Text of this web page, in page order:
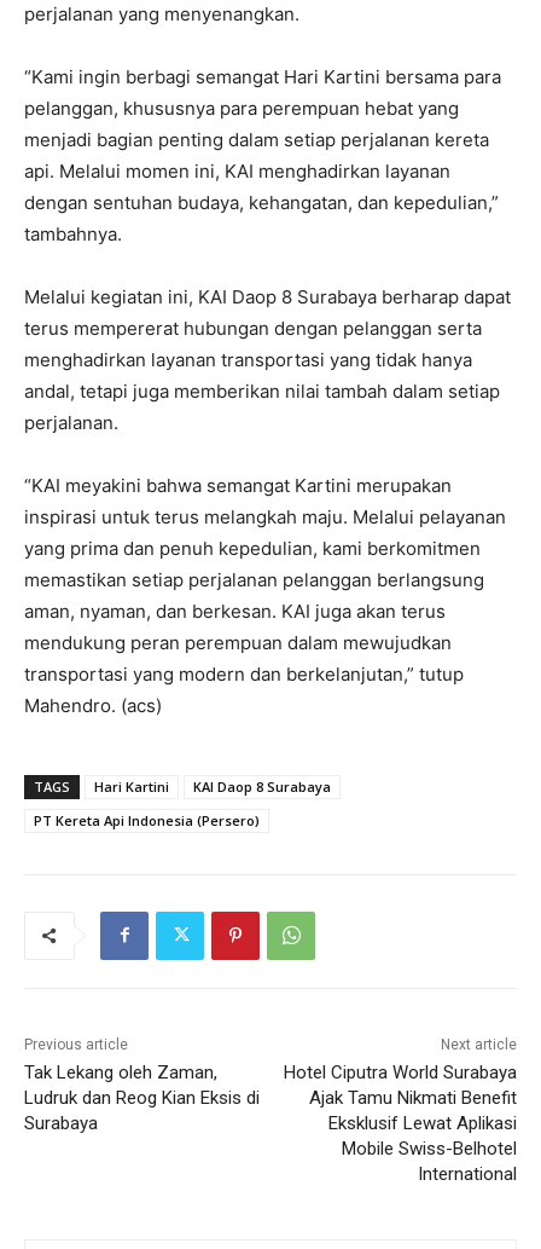
perjalanan yang menyenangkan.
“Kami ingin berbagi semangat Hari Kartini bersama para
pelanggan, khususnya para perempuan hebat yang
menjadi bagian penting dalam setiap perjalanan kereta
api. Melalui momen ini, KAI menghadirkan layanan
dengan sentuhan budaya, kehangatan, dan kepedulian,”
tambahnya.
Melalui kegiatan ini, KAI Daop 8 Surabaya berharap dapat
terus mempererat hubungan dengan pelanggan serta
menghadirkan layanan transportasi yang tidak hanya
andal, tetapi juga memberikan nilai tambah dalam setiap
perjalanan.
“KAI meyakini bahwa semangat Kartini merupakan
inspirasi untuk terus melangkah maju. Melalui pelayanan
yang prima dan penuh kepedulian, kami berkomitmen
memastikan setiap perjalanan pelanggan berlangsung
aman, nyaman, dan berkesan. KAI juga akan terus
mendukung peran perempuan dalam mewujudkan
transportasi yang modern dan berkelanjutan,” tutup
Mahendro. (acs)
TAGS Hari Kartini
KAI Daop 8 Surabaya
PT Kereta Api Indonesia (Persero)
Previous article
Tak Lekang oleh Zaman,
Ludruk dan Reog Kian Eksis di
Surabaya
Next article
Hotel Ciputra World Surabaya
Ajak Tamu Nikmati Benefit
Eksklusif Lewat Aplikasi
Mobile Swiss-Belhotel
International